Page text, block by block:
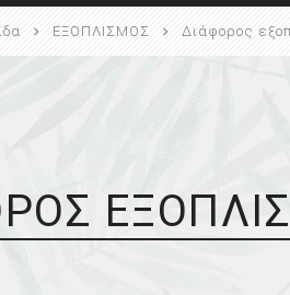
ΠΟΔΙΩΝ
προϊόντα
υγιή νύχια
Εξοπλισμός
ΕΞΟΠΛΙΣΜΟΣ Διάφορος